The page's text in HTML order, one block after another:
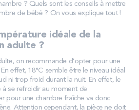
? Quels sont les conseils à mettre
de bébé ? On vous explique tout !
idéale de la
adulte ?
on recommande d’opter pour une
En effet, 18°C semble être le niveau idéal
ni trop froid durant la nuit. En effet, le
à se refroidir au moment de
pour une chambre fraîche va donc
Attention cependant, la pièce ne doit